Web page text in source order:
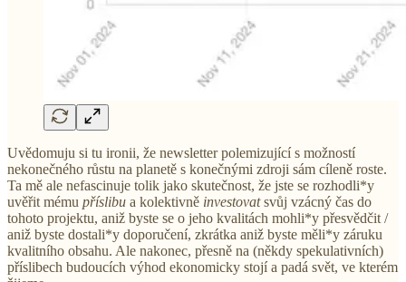
Uvědomuju si tu ironii, že newsletter polemizující s možností
nekonečného růstu na planetě s konečnými zdroji sám cíleně roste.
Ta mě ale nefascinuje tolik jako skutečnost, že jste se rozhodli*y
uvěřit mému příslibu a kolektivně investovatsvůj vzácný čas do
tohoto projektu, aniž byste se o jeho kvalitách mohli*y přesvědčit /
aniž byste dostali*y doporučení, zkrátka aniž byste měli*y záruku
kvalitního obsahu. Ale nakonec, přesně na (někdy spekulativních)
příslibech budoucích výhod ekonomicky stojí a padá svět, ve kterém